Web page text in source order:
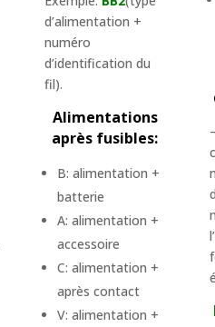
d’alimentation +
numéro
d’identification du
fil).
Alimentations
après fusibles:
B: alimentation +
batterie
A: alimentation +
accessoire
C: alimentation +
après contact
V: alimentation +